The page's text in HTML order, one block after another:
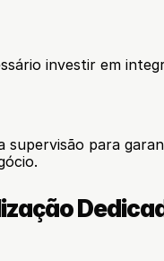
investir em
supervisão para